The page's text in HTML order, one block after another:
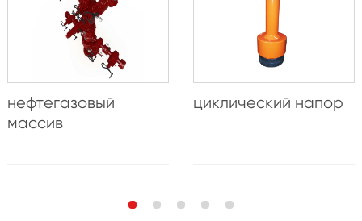
нефтегазовый
массив
циклический напор